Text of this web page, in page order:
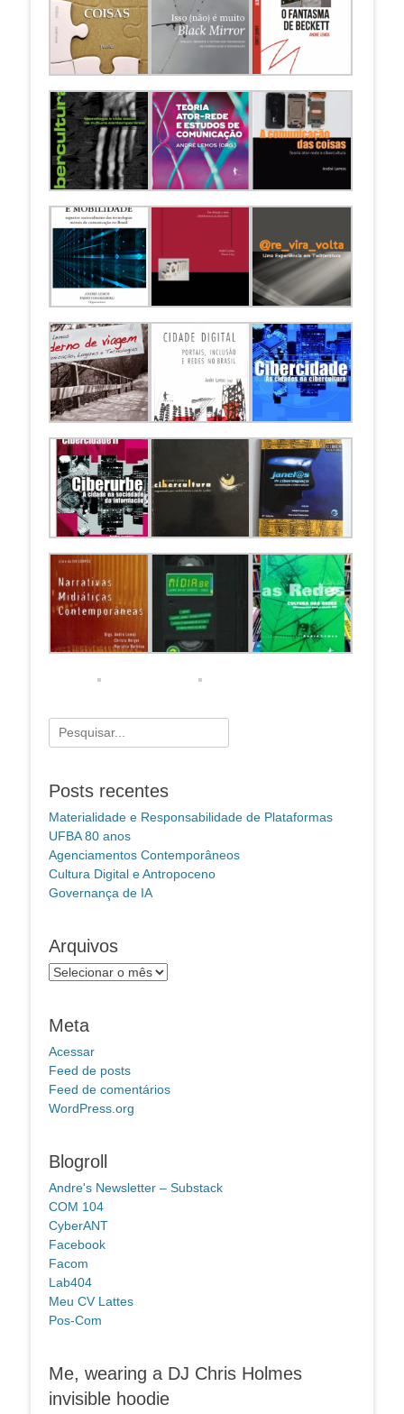
Pesquisar
por:
Posts recentes
Materialidade e Responsabilidade de Plataformas
UFBA 80 anos
Agenciamentos Contemporâneos
Cultura Digital e Antropoceno
Governança de IA
Arquivos
Arquivos
Meta
Acessar
Feed de posts
Feed de comentários
WordPress.org
Blogroll
Andre's Newsletter – Substack
COM 104
CyberANT
Facebook
Facom
Lab404
Meu CV Lattes
Pos-Com
Me, wearing a DJ Chris Holmes
invisible hoodie